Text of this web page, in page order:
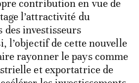
contribution en vue de
l’attractivité du
des investisseurs
l’objectif de cette nouvelle
rayonner le pays comme
et exportatrice de